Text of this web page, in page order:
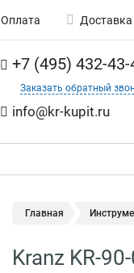
Оплата Доставка
+7 (495) 432-43-
Заказать обратный
info@kr-kupit.ru
Главная
Kranz KR-